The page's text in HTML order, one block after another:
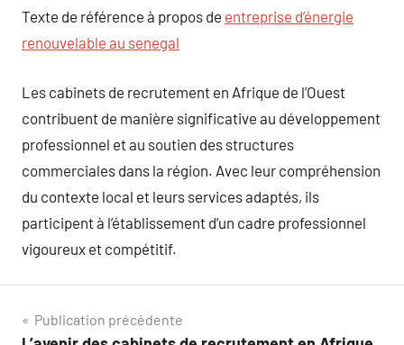
Texte de référence à propos de entreprise d’énergie
renouvelable au senegal
Les cabinets de recrutement en Afrique de l’Ouest
contribuent de manière significative au développement
professionnel et au soutien des structures
commerciales dans la région. Avec leur compréhension
du contexte local et leurs services adaptés, ils
participent à l’établissement d’un cadre professionnel
vigoureux et compétitif.
Navigation
Publication précédente